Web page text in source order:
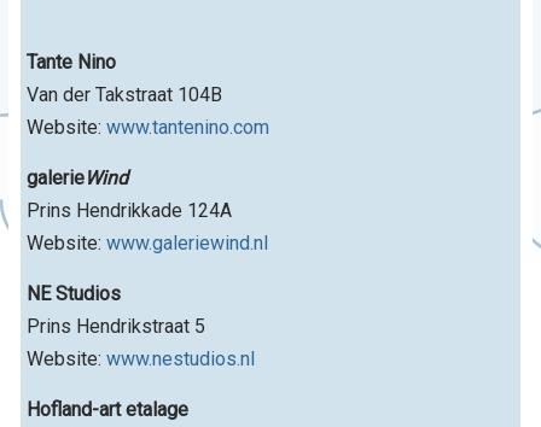
Tante Nino
Van der Takstraat 104B
Website: www.tantenino.com
galerieWind
Prins Hendrikkade 124A
Website: www.galeriewind.nl
NE Studios
Prins Hendrikstraat 5
Website: www.nestudios.nl
Hofland-art etalage